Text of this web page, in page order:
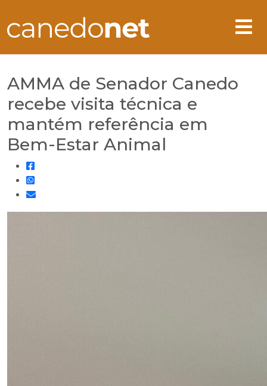
AMMA de Senador Canedo
recebe visita técnica e
mantém referência em
Bem-Estar Animal